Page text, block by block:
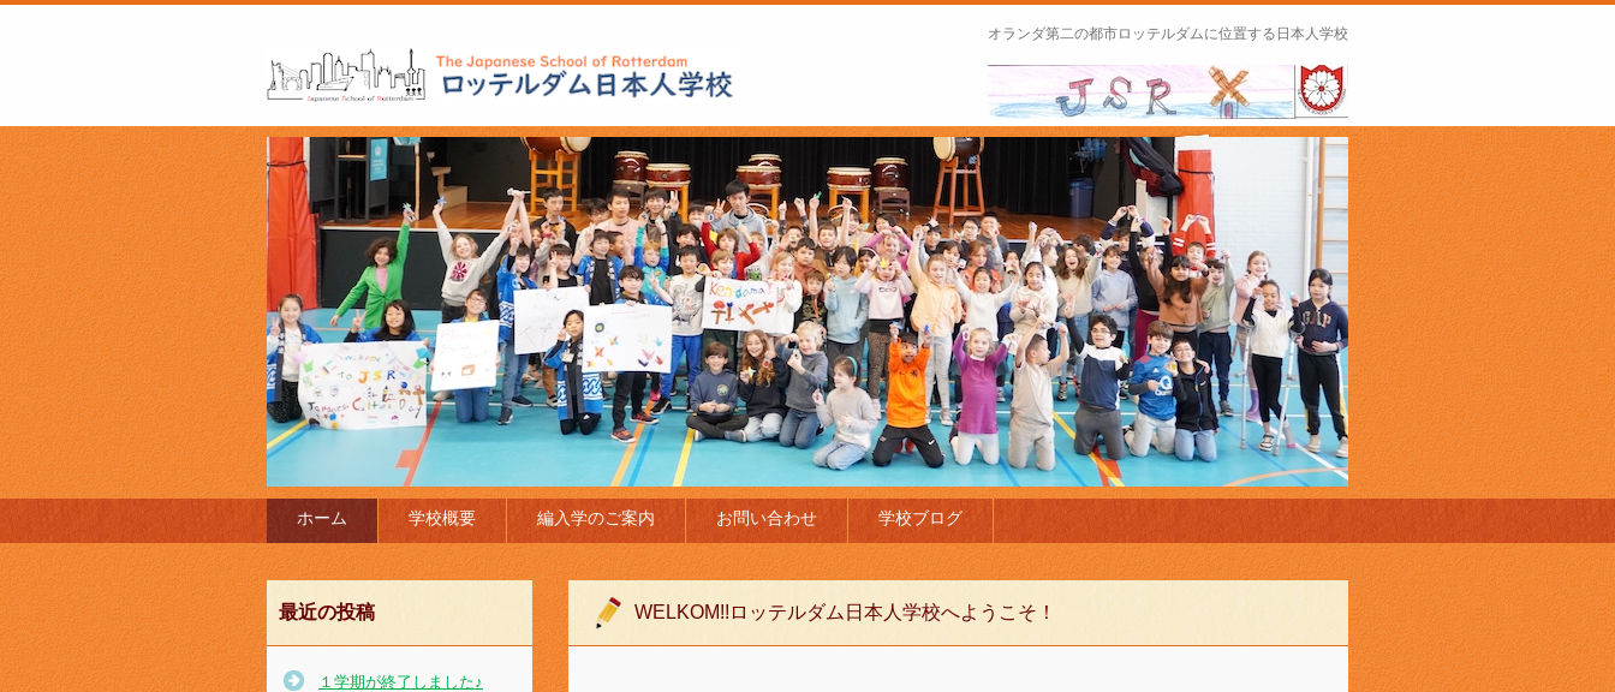
l of Rotterdam
オランダ第二の都市ロッテルダムに位置する日本人学校
ホーム 学校概要 編入学のご案内 お問い合わせ 学校ブログ
WELKOM!!ロッテルダム日本人学校へようこそ！
最近の投稿
１学期が終了しました♪